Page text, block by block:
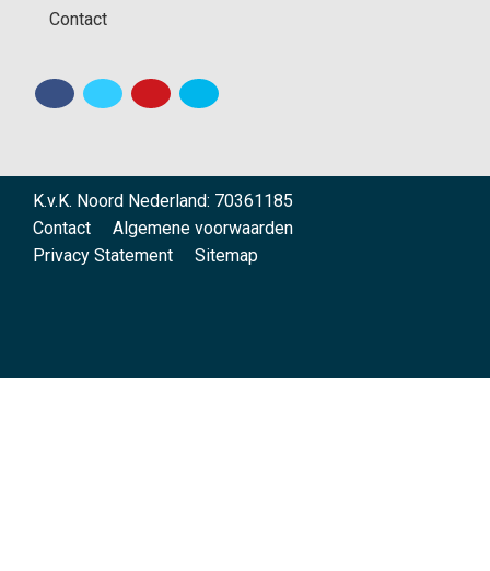
Contact
K.v.K. Noord Nederland: 70361185
Contact
Algemene voorwaarden
Privacy Statement
Sitemap